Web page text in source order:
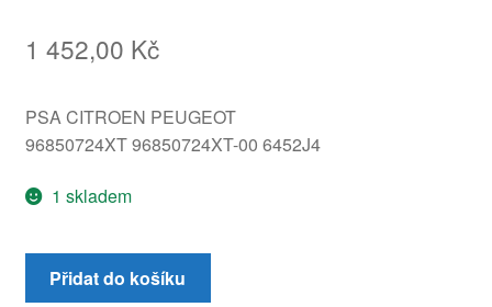
1 452,00 Kč
PSA CITROEN PEUGEOT
96850724XT 96850724XT-00 6452J4
1 skladem
Ovládání
topení
Přidat do košíku